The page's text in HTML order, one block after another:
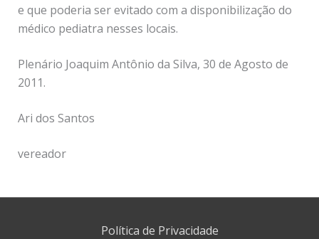
e que poderia ser evitado com a disponibilização do
médico pediatra nesses locais.
Plenário Joaquim Antônio da Silva, 30 de Agosto de
2011.
Ari dos Santos
vereador
Política de Privacidade